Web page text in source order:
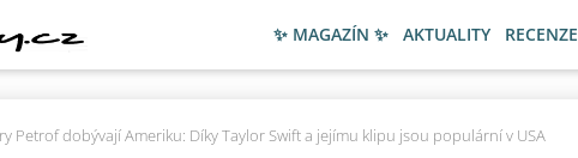
✨ MAGAZÍN ✨ AKTUALITY RECENZE
Petrof dobývají Ameriku: Díky Taylor Swift a jejímu klipu jsou populární v USA